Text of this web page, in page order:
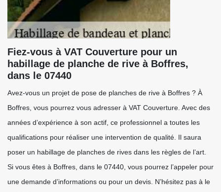
Fiez-vous à VAT Couverture pour un
habillage de planche de rive à Boffres,
dans le 07440
Avez-vous un projet de pose de planches de rive à Boffres ? À
Boffres, vous pourrez vous adresser à VAT Couverture. Avec des
années d’expérience à son actif, ce professionnel a toutes les
qualifications pour réaliser une intervention de qualité. Il saura
poser un habillage de planches de rives dans les règles de l’art.
Si vous êtes à Boffres, dans le 07440, vous pourrez l’appeler pour
une demande d’informations ou pour un devis. N’hésitez pas à le